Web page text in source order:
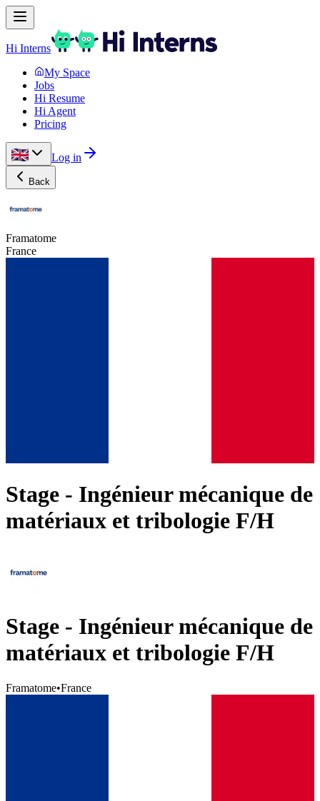
Hi Interns
My Space
Jobs
Hi Resume
Hi Agent
Pricing
Log in
Back
Framatome
France
Stage - Ingénieur mécanique de
matériaux et tribologie F/H
Stage - Ingénieur mécanique de
matériaux et tribologie F/H
Framatome•France